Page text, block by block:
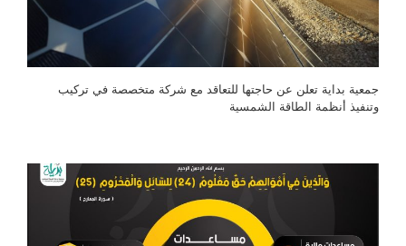
جمعية بداية تعلن عن حاجتها للتعاقد مع شركة متخصصة في تركيب
وتنفيذ أنظمة الطاقة الشمسية